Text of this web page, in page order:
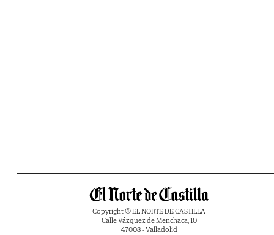
Copyright © EL NORTE DE CASTILLA
Calle Vázquez de Menchaca, 10
47008 - Valladolid